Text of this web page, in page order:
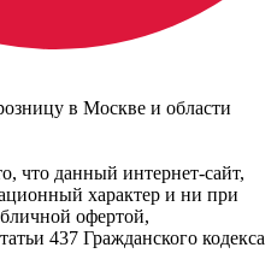
в Москве и области
что данный интернет-сайт,
характер и ни при
офертой,
437 Гражданского кодекса